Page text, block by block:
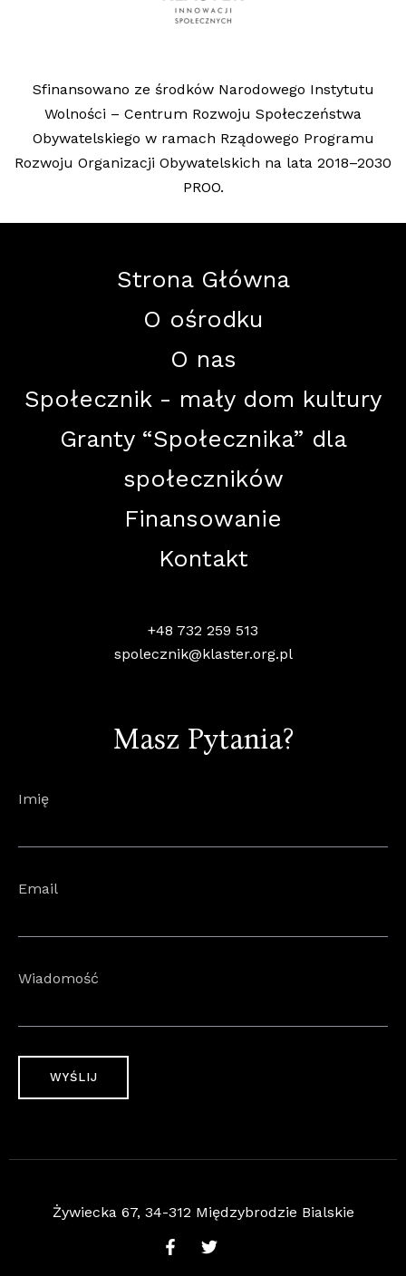
Sfinansowano ze środków Narodowego Instytutu
Wolności – Centrum Rozwoju Społeczeństwa
Obywatelskiego w ramach Rządowego Programu
Rozwoju Organizacji Obywatelskich na lata 2018–2030
PROO.
Masz Pytania?
Imię
Email
Wiadomość
Strona Główna
O ośrodku
O nas
Społecznik - mały dom kultury
Granty “Społecznika” dla
społeczników
Finansowanie
Kontakt
+48 732 259 513
spolecznik@klaster.org.pl
Żywiecka 67, 34-312 Międzybrodzie Bialskie
kultury
Kontakt
732 259 513